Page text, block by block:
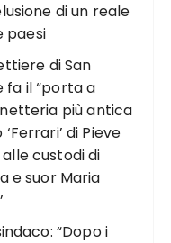
di un reale
paesi
di San
fa il “porta a
più antica
di Pieve
custodi di
e suor Maria
“Dopo i